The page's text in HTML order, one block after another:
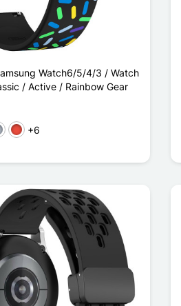
Watch6/5/4/3 / Watch
/ Active / Rainbow Gear
Rojo+6